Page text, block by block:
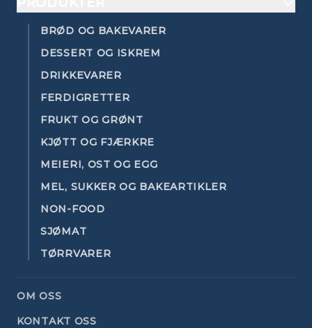
BRØD OG BAKEVARER
DESSERT OG ISKREM
DRIKKEVARER
FERDIGRETTER
FRUKT OG GRØNT
KJØTT OG FJÆRKRE
MEIERI, OST OG EGG
MEL, SUKKER OG BAKEARTIKLER
NON-FOOD
SJØMAT
TØRRVARER
OM OSS
KONTAKT OSS